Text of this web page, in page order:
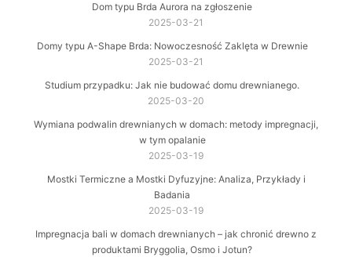
Dom typu Brda Aurora na zgłoszenie
2025-03-21
Domy typu A-Shape Brda: Nowoczesność Zaklęta w Drewnie
2025-03-21
Studium przypadku: Jak nie budować domu drewnianego.
2025-03-20
Wymiana podwalin drewnianych w domach: metody impregnacji,
w tym opalanie
2025-03-19
Mostki Termiczne a Mostki Dyfuzyjne: Analiza, Przykłady i
Badania
2025-03-19
Impregnacja bali w domach drewnianych – jak chronić drewno z
produktami Bryggolia, Osmo i Jotun?